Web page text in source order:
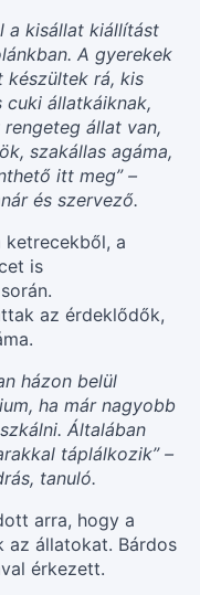
a kisállat kiállítást
A gyerekek
készültek rá, kis
állatkáiknak,
állat van,
szakállas agáma,
itt meg” –
és szervező.
ketrecekből, a
is
az érdeklődők,
házon belül
ha már nagyobb
Általában
táplálkozik” –
tanuló.
arra, hogy a
az állatokat. Bárdos
érkezett.